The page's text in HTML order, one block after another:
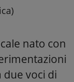
nato con
voci di